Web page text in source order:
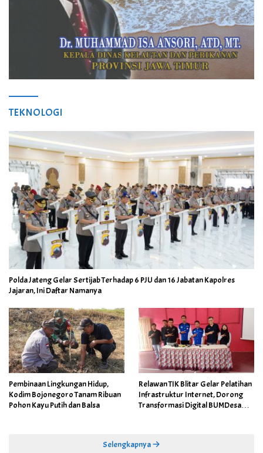
TEKNOLOGI
Polda Jateng Gelar Sertijab Terhadap 6 PJU dan 16 Jabatan Kapolres
Jajaran, Ini Daftar Namanya
Pembinaan Lingkungan Hidup,
Kodim Bojonegoro Tanam Ribuan
Pohon Kayu Putih dan Balsa
Relawan TIK Blitar Gelar Pelatihan
Infrastruktur Internet, Dorong
Transformasi Digital BUMDesa
Selengkapnya